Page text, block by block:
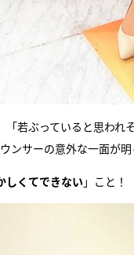
「若ぶっていると思わ
ンサーの意外な一面が明
しくてできない 」こと！